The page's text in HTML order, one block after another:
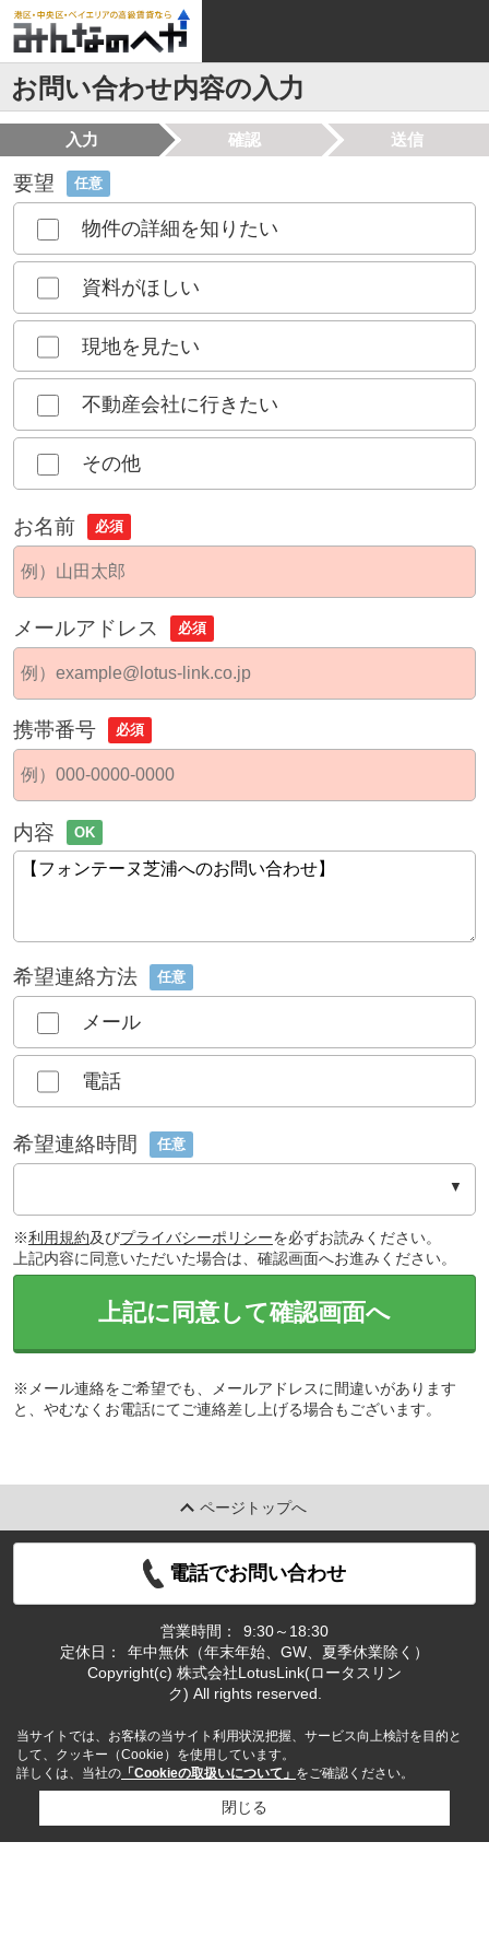
お問い合わせ内容の入力
入力 確認 送信
要望 任意
物件の詳細を知りたい
資料がほしい
現地を見たい
不動産会社に行きたい
その他
お名前 必須
メールアドレス 必須
携帯番号 必須
内容 OK
希望連絡方法 任意
メール
電話
希望連絡時間 任意
※利用規約及びプライバシーポリシーを必ずお読みください。
上記内容に同意いただいた場合は、確認画面へお進みください。
上記に同意して確認画面へ
※メール連絡をご希望でも、メールアドレスに間違いがあります
と、やむなくお電話にてご連絡差し上げる場合もございます。
ページトップへ
電話でお問い合わせ
営業時間：
9:30～18:30
定休日：
年中無休（年末年始、GW、夏季休業除く）
Copyright(c) 株式会社LotusLink(ロータスリン
ク) All rights reserved.
当サイトでは、お客様の当サイト利用状況把握、サービス向上検討を目的と
して、クッキー（Cookie）を使用しています。
詳しくは、当社の 「Cookieの取扱いについて」 をご確認ください。
閉じる